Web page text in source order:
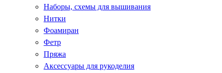
Наборы, схемы для вышивания
Нитки
Фоамиран
Фетр
Пряжа
Аксессуары для рукоделия